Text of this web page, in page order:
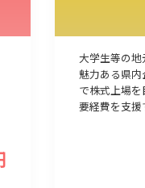
大学生等の地
魅力ある県
で株式上場
要経費を支